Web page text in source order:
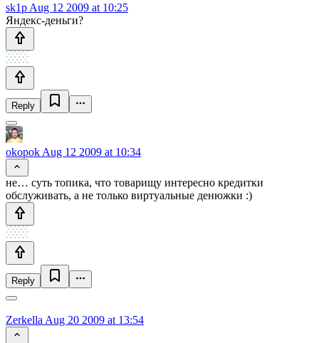
sk1p Aug 12 2009 at 10:25
Яндекс-деньги?
Reply
okopok Aug 12 2009 at 10:34
не… суть топика, что товарищу интересно кредитки
обслуживать, а не только виртуальные денюжки :)
Reply
Zerkella Aug 20 2009 at 13:54